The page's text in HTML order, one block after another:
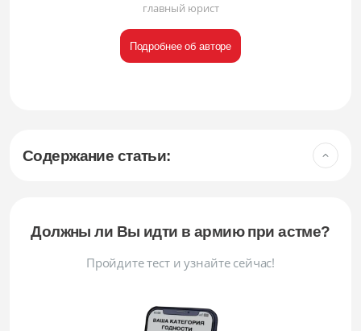
главный юрист
Подробнее об авторе
Содержание статьи:
Должны ли Вы идти в армию при астме?
Пройдите тест и узнайте сейчас!